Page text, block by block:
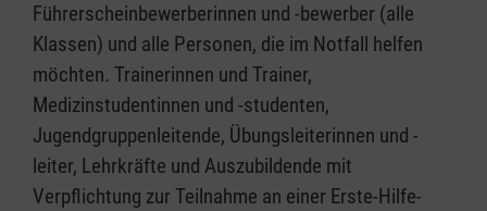
Führerscheinbewerberinnen und -bewerber (alle
Klassen) und alle Personen, die im Notfall helfen
möchten. Trainerinnen und Trainer,
Medizinstudentinnen und -studenten,
Jugendgruppenleitende, Übungsleiterinnen und -
leiter, Lehrkräfte und Auszubildende mit
Verpflichtung zur Teilnahme an einer Erste-Hilfe-